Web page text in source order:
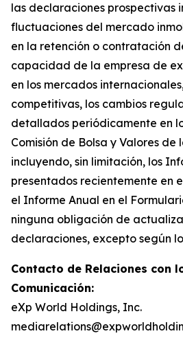
las declaraciones prospectivas
fluctuaciones del mercado
en la retención o contratación
capacidad de la empresa de
en los mercados
competitivas, los cambios
detallados periódicamente en
Comisión de Bolsa y Valores de
incluyendo, sin limitación, los
presentados recientemente en
el Informe Anual en el
ninguna obligación de
declaraciones, excepto según
Contacto de Relaciones con
Comunicación:
eXp World Holdings, Inc.